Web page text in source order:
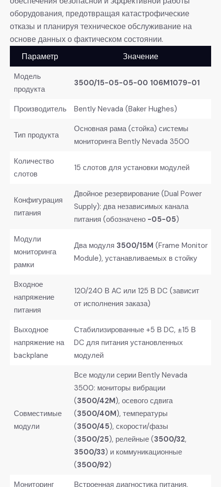
оборудования, предотвращая катастрофические
отказы и планируя техническое обслуживание на
основе данных о фактическом состоянии.
Параметр Значение
Модель
продукта
3500/15-05-05-00 106M1079-01
Производитель Bently Nevada (Baker Hughes)
Тип продукта
Основная рама (стойка) системы
мониторинга Bently Nevada 3500
Количество
слотов
15 слотов для установки модулей
Конфигурация
питания
Двойное резервирование (Dual Power
Supply): два независимых канала
питания (обозначено -05-05)
Модули
мониторинга
рамки
Два модуля 3500/15M ​ (Frame Monitor
Module), устанавливаемых в стойку
Входное
напряжение
питания
120/240 В AC или 125 В DC (зависит
от исполнения заказа)
Выходное
напряжение на
backplane
Стабилизированные +5 В DC, ±15 В
DC для питания установленных
модулей
Совместимые
модули
Все модули серии Bently Nevada
3500: мониторы вибрации
(3500/42M), осевого сдвига
(3500/40M), температуры
(3500/45), скорости/фазы
(3500/25), релейные (3500/32,
3500/33) и коммуникационные
(3500/92)
Мониторинг
Встроенная диагностика питания,